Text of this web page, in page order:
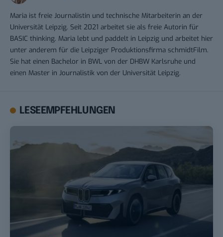
Maria ist freie Journalistin und technische Mitarbeiterin an der
Universität Leipzig. Seit 2021 arbeitet sie als freie Autorin für
BASIC thinking. Maria lebt und paddelt in Leipzig und arbeitet hier
unter anderem für die Leipziger Produktionsfirma schmidtFilm.
Sie hat einen Bachelor in BWL von der DHBW Karlsruhe und
einen Master in Journalistik von der Universität Leipzig.
LESEEMPFEHLUNGEN